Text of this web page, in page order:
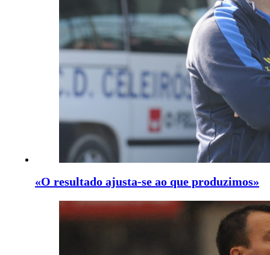
«O resultado ajusta-se ao que produzimos»